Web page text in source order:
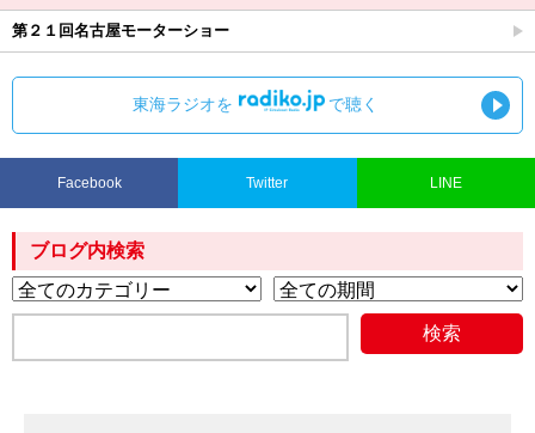
第２１回名古屋モーターショー
東海ラジオを で聴く
Facebook Twitter LINE
ブログ内検索